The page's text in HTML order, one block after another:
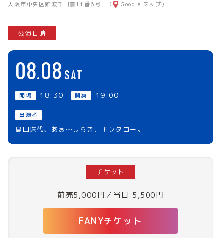
大阪市中央区難波千日前11番6号 （
Google マップ）
公演日時
08 08 SAT
開場 18:30 開演 19:00
出演者
島田珠代、あぁ～しらき、キンタロー。
チケット
前売5,000円／当日 5,500円
FANYチケット